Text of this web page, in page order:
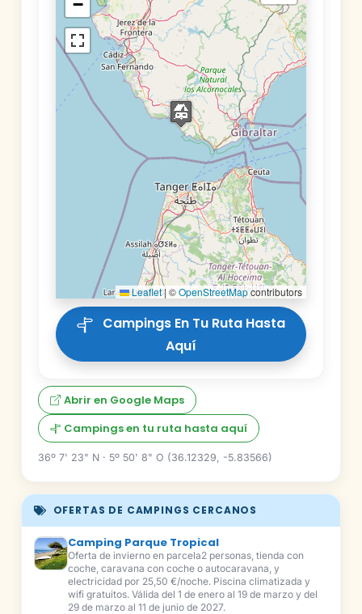
−
Leaflet | ©OpenStreetMapcontributors
Aquí
Abrir en Google Maps
Campings en tu ruta hasta aquí
36º 7' 23" N · 5º 50' 8" O (36.12329, -5.83566)
OFERTAS DE CAMPINGS CERCANOS
Camping Parque Tropical
Oferta de invierno en parcela2 personas, tienda con
coche, caravana con coche o autocaravana, y
electricidad por 25,50 €/noche. Piscina climatizada y
wifi gratuitos. Válida del 1 de enero al 19 de marzo y del
29 de marzo al 11 de junio de 2027.